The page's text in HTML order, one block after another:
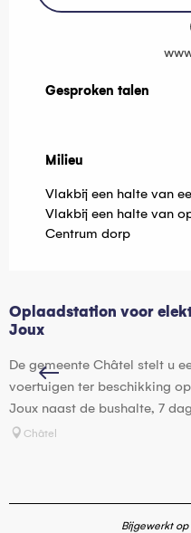
Gesproken talen
Gesproken talen
Milieu
Milieu
Vlakbij een halte van
Vlakbij een halte van
Centrum dorp
Oplaadstation voor
Joux
De gemeente Châtel stelt u
voertuigen ter beschikking
Joux naast de bushalte, 7
Châtel
Bijgewerkt op